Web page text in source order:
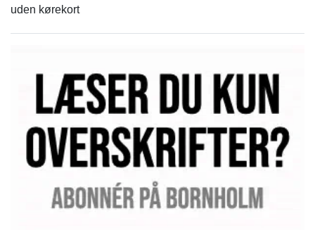
uden kørekort